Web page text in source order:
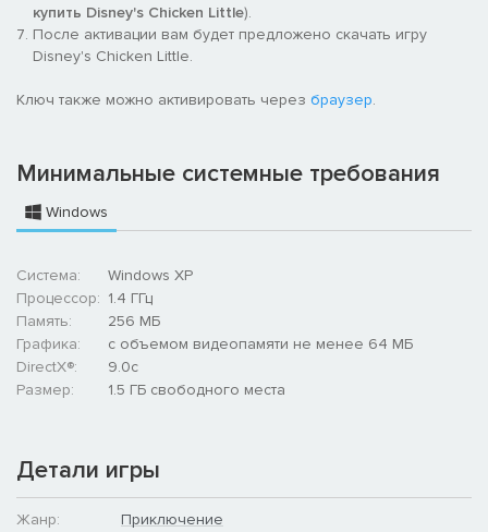
купить Disney's Chicken Little).
После активации вам будет предложено скачать игру
Disney's Chicken Little.
Ключ также можно активировать через браузер.
Минимальные системные требования
Windows
Система:
Windows XP
Процессор: 1.4 ГГц
Память:
256 MБ
Графика:
с объемом видеопамяти не менее 64 МБ
DirectX®:
9.0c
Размер:
1.5 ГБ свободного места
Детали игры
Жанр:
Приключение